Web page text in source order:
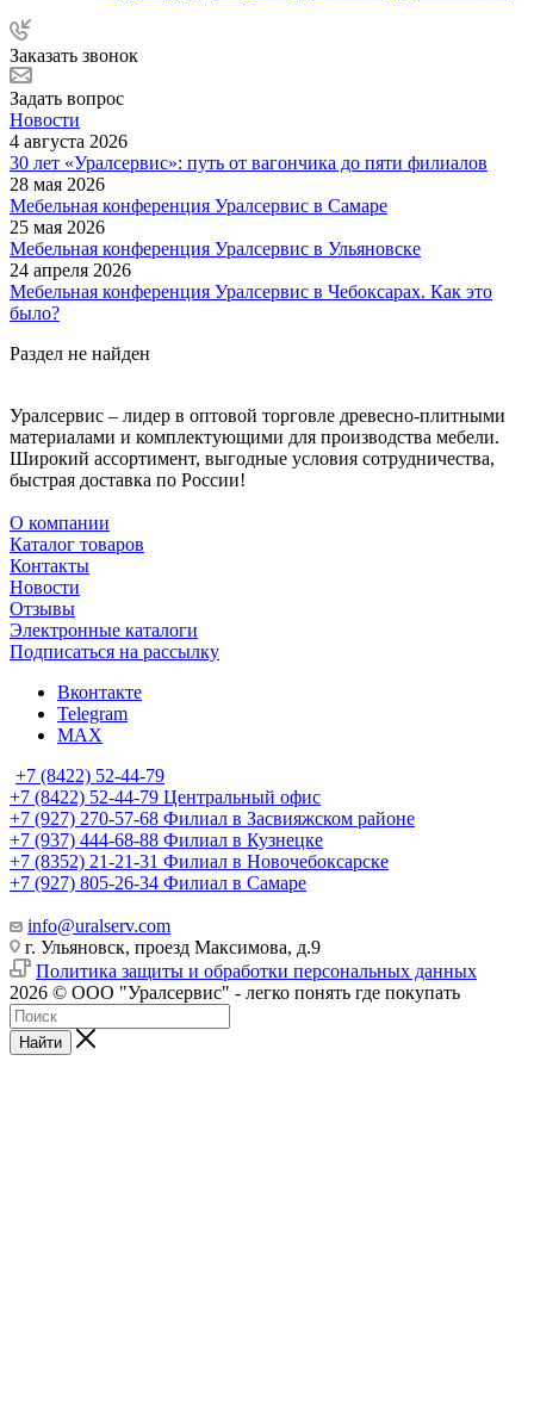
Заказать звонок
Задать вопрос
Новости
4 августа 2026
30 лет «Уралсервис»: путь от вагончика до пяти филиалов
28 мая 2026
Мебельная конференция Уралсервис в Самаре
25 мая 2026
Мебельная конференция Уралсервис в Ульяновске
24 апреля 2026
Мебельная конференция Уралсервис в Чебоксарах. Как это
было?
Раздел не найден
Уралсервис – лидер в оптовой торговле древесно-плитными
материалами и комплектующими для производства мебели.
Широкий ассортимент, выгодные условия сотрудничества,
быстрая доставка по России!
О компании
Каталог товаров
Контакты
Новости
Отзывы
Электронные каталоги
Подписаться на рассылку
Вконтакте
Telegram
MAX
+7 (8422) 52-44-79
+7 (8422) 52-44-79 Центральный офис
+7 (927) 270-57-68 Филиал в Засвияжском районе
+7 (937) 444-68-88 Филиал в Кузнецке
+7 (8352) 21-21-31 Филиал в Новочебоксарске
+7 (927) 805-26-34 Филиал в Самаре
info@uralserv.com
г. Ульяновск, проезд Максимова, д.9
Политика защиты и обработки персональных данных
2026 © ООО "Уралсервис" - легко понять где покупать
Найти